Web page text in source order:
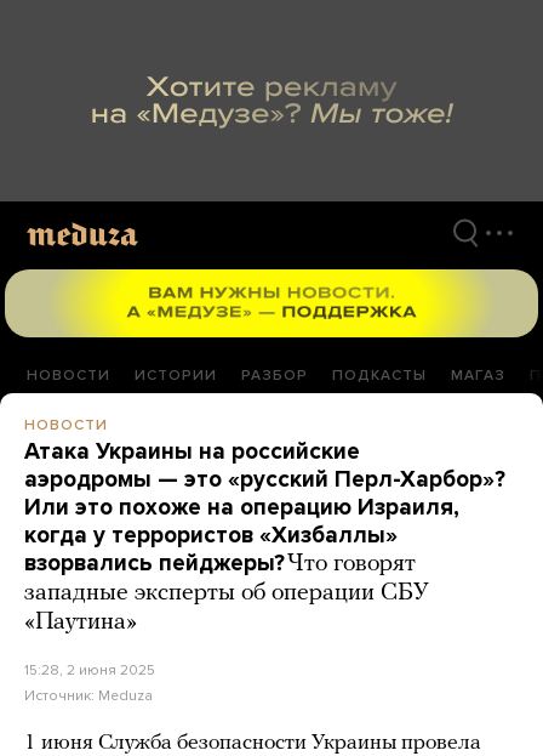
НОВОСТИ ИСТОРИИ РАЗБОР ПОДКАСТЫ МАГАЗ
НОВОСТИ
Атака Украины на российские
аэродромы — это «русский Перл-Харбор»?
Или это похоже на операцию Израиля,
когда у террористов «Хизбаллы»
взорвались пейджеры?Что говорят
западные эксперты об операции СБУ
«Паутина»
15:28, 2 июня 2025
Источник: Meduza
1 июня Служба безопасности Украины провела